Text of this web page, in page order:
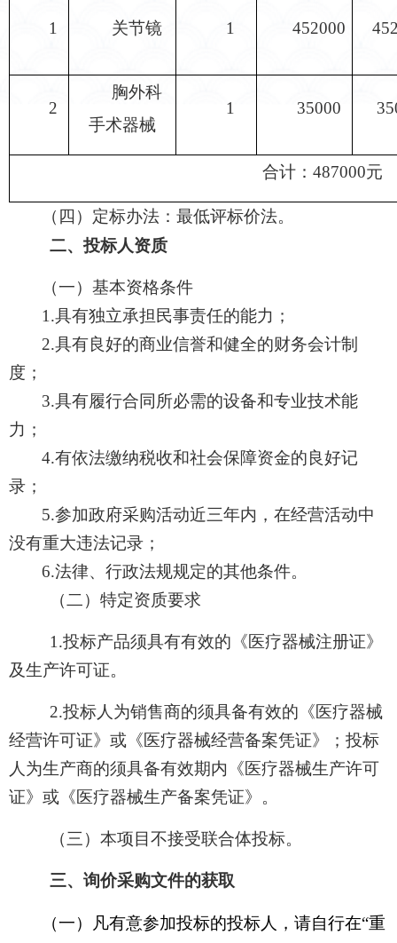
1 关节镜 1 452000
2
胸外科
手术器械
1 35000
合计： 487000元
（四）定标办法：最低评标价法。
二、投标人资质
（一）基本资格条件
1.具有独立承担民事责任的能力；
2.具有良好的商业信誉和健全的财务会计制
度；
3.具有履行合同所必需的设备和专业技术能
力；
4.有依法缴纳税收和社会保障资金的良好记
录；
5.参加政府采购活动近三年内，在经营活动中
没有重大违法记录；
6.法律、行政法规规定的其他条件。
（二）特定资质要求
1.投标产品须具有有效的《医疗器械注册证》
及生产许可证。
2.投标人为销售商的须具备有效的《医疗器械
经营许可证》或《医疗器械经营备案凭证》；投标
人为生产商的须具备有效期内《医疗器械生产许可
证》或《医疗器械生产备案凭证》。
（三）本项目不接受联合体投标。
三、询价采购文件的获取
（一） 凡有意参加投标的投标人，请自行在“重